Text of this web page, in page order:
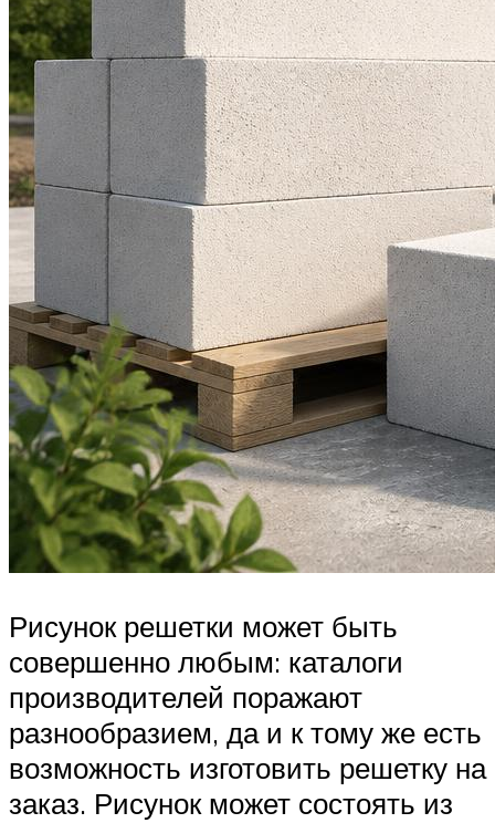
Рисунок решетки может быть
совершенно любым: каталоги
производителей поражают
разнообразием, да и к тому же есть
возможность изготовить решетку на
заказ. Рисунок может состоять из